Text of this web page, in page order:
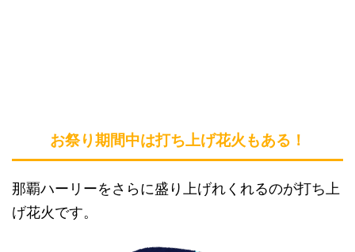
お祭り期間中は打ち上げ花火もある！
那覇ハーリーをさらに盛り上げれくれるのが打ち上
げ花火です。